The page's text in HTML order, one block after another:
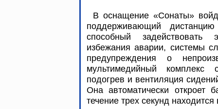
В оснащение «Сонаты»
поддерживающий
способный задействовать
избежания аварии, системы
предупреждения о
мультимедийный
подогрев и вентиляция
Она автоматически
течение трех секунд